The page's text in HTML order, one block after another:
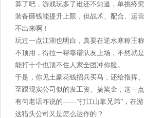
算了吧，游戏玩多了谁还不知道，单挑终究
装备砸钱能提升上限，但战术、配合、运
不出来啊！
玩过一点江湖也明白，真要在逆水寒称王
不顶用，得拉一帮靠谱队友上场，不然就
能打十个也顶不住人家全团冲你脸。
于是，你见土豪花钱招兵买马，还给指挥
至跟现实公司似的发工资、搞奖金，这一点
有句老话咋说的——“打江山靠兄弟”，在游
这猎头公司又是怎么运作的？